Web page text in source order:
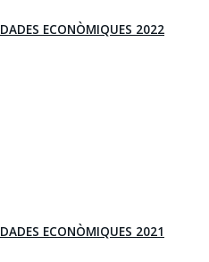
DADES ECONÒMIQUES 2022
DADES ECONÒMIQUES 2021